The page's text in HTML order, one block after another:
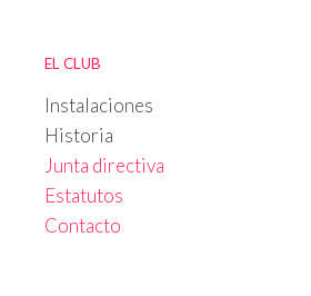
EL CLUB
Instalaciones
Historia
Junta directiva
Estatutos
Contacto